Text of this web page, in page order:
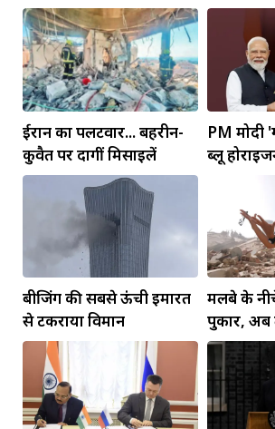
ईरान का पलटवार... बहरीन-
कुवैत पर दागीं मिसाइलें
PM मोदी
ब्लू
बीजिंग की सबसे ऊंची इमारत
से टकराया विमान
मलबे के
पुकार, अब